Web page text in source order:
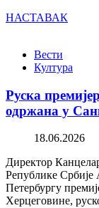
НАСТАВАК
Вести
Култура
Руска
одржана у
18.06.2026
Директор
Републике Србије
Петербургу
Херцеговине,